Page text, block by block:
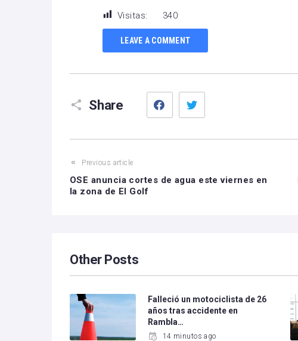
Visitas: 340
LEAVE A COMMENT
Share
Facebook
Previous article
OSE anuncia cortes de agua este viernes en
la zona de El Golf
Other Posts
Falleció un motociclista de 26
años tras accidente en
Rambla…
14 minutos ago